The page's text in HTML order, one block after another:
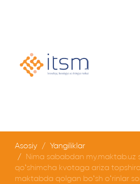
Asosiy
Yangiliklar
Nima sababdan my.maktab.uz
qo‘shimcha kvotaga ariza
maktabda qolgan bo‘sh o‘rinlar